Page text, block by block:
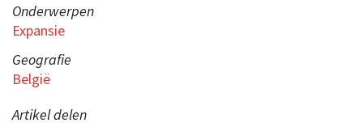
Onderwerpen
Expansie
Geografie
België
Artikel delen